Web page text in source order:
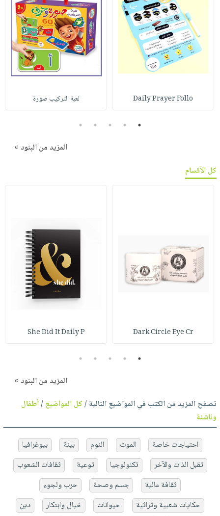
Daily Prayer Follo لعبة التركيب صورة
1
2
3
4
5
المزيد من البنود »
كل الأقسام
Dark Circle Eye Cr
She Did It Daily P
1
2
3
4
5
المزيد من البنود »
تصفح المزيد من الكتب في المواضيع التالية /كل المواضيع/أطفال
وناشئة
احتياجات خاصة الموت النوم بيئة
بيوغرافيا
تقبل الذات والآخر
تكنولوجيا توعية
ثقافات الشعوب
ثقافة مالية
جسم وصحة
حرب ولجوء
حكايات شعبية وتراثية
حيوانات خيال وابتكار
دين